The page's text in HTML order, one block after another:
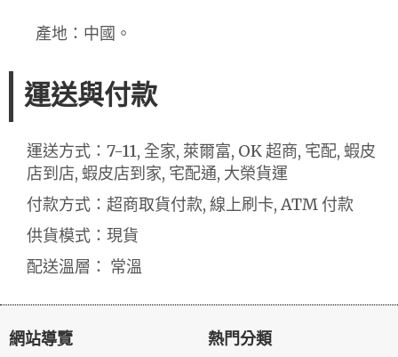
產地：中國。
運送與付款
運送方式：7-11, 全家, 萊爾富, OK 超商, 宅配, 蝦皮
店到店, 蝦皮店到家, 宅配通, 大榮貨運
付款方式：超商取貨付款, 線上刷卡, ATM 付款
供貨模式：現貨
配送溫層： 常溫
網站導覽 熱門分類